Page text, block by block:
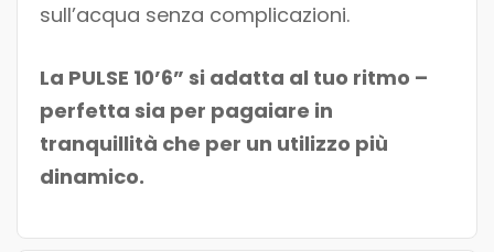
sull’acqua senza complicazioni.
La PULSE 10’6” si adatta al tuo ritmo –
perfetta sia per pagaiare in
tranquillità che per un utilizzo più
dinamico.